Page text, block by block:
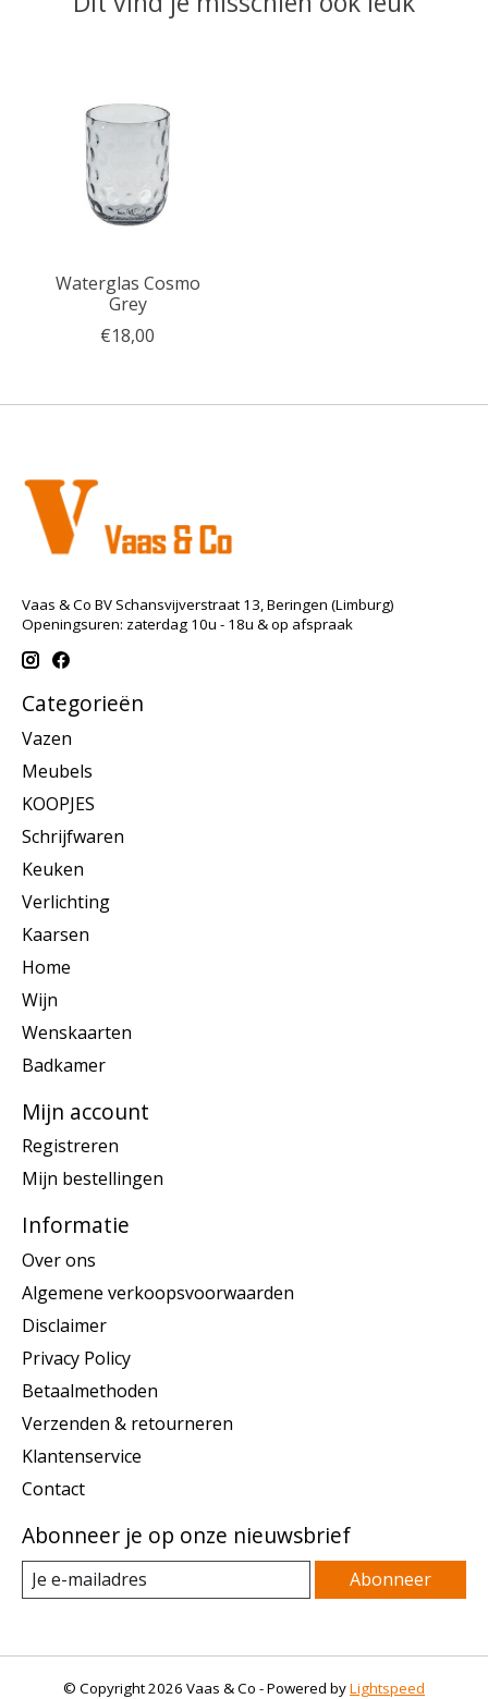
Waterglas Cosmo
Grey
€18,00
Vaas & Co BV Schansvijverstraat 13, Beringen (Limburg)
Openingsuren: zaterdag 10u - 18u & op afspraak
Categorieën
Vazen
Meubels
KOOPJES
Schrijfwaren
Keuken
Verlichting
Kaarsen
Home
Wijn
Wenskaarten
Badkamer
Mijn account
Registreren
Mijn bestellingen
Informatie
Over ons
Algemene verkoopsvoorwaarden
Disclaimer
Privacy Policy
Betaalmethoden
Verzenden & retourneren
Klantenservice
Contact
Abonneer je op onze nieuwsbrief
Abonneer
© Copyright 2026 Vaas & Co - Powered byLightspeed